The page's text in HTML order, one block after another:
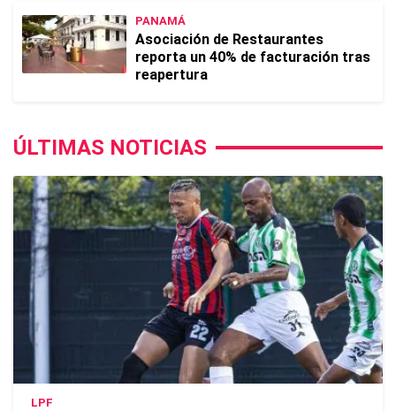
PANAMÁ
Asociación de Restaurantes
reporta un 40% de facturación tras
reapertura
ÚLTIMAS NOTICIAS
LPF